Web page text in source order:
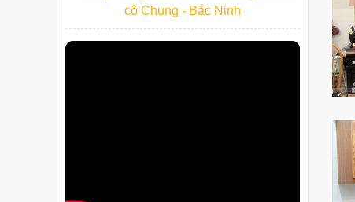
cô Chung - Bắc Ninh